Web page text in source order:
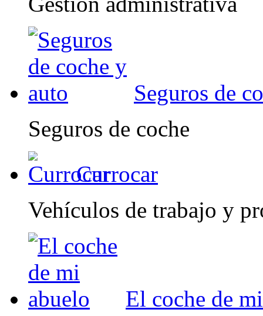
Seguros de
Seguros de coche
Currocar
Vehículos de trabajo y
El coche de